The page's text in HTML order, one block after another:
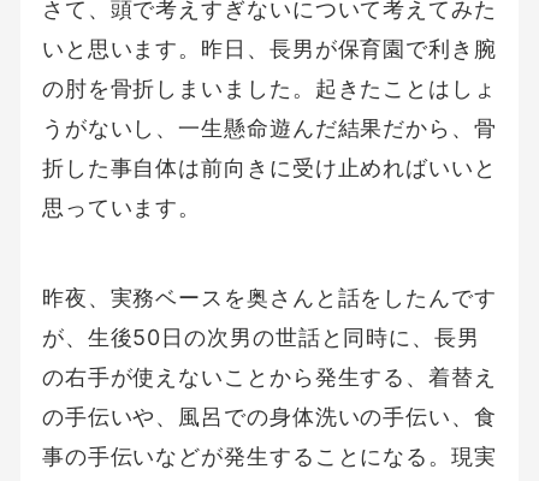
さて、頭で考えすぎないについて考えてみた
いと思います。昨日、長男が保育園で利き腕
の肘を骨折しまいました。起きたことはしょ
うがないし、一生懸命遊んだ結果だから、骨
折した事自体は前向きに受け止めればいいと
思っています。
昨夜、実務ベースを奥さんと話をしたんです
が、生後50日の次男の世話と同時に、長男
の右手が使えないことから発生する、着替え
の手伝いや、風呂での身体洗いの手伝い、食
事の手伝いなどが発生することになる。現実